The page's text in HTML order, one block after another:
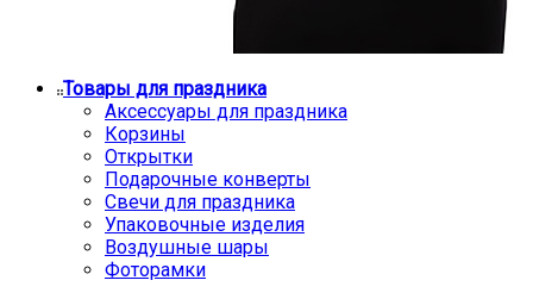
Товары для праздника
Аксессуары для праздника
Корзины
Открытки
Подарочные конверты
Свечи для праздника
Упаковочные изделия
Воздушные шары
Фоторамки